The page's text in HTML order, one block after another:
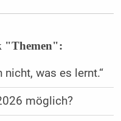
"Themen":
nicht, was es lernt.“
möglich?